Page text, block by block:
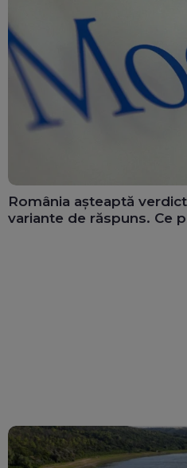
România așteaptă
variante de răspuns. Ce